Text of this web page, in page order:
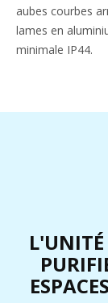
aubes courbes
lames en
minimale IP44.